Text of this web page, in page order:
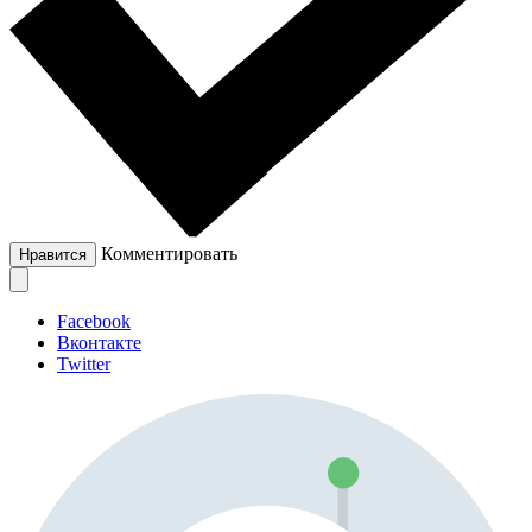
Нравится Комментировать
Facebook
Вконтакте
Twitter